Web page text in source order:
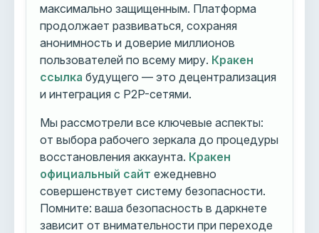
максимально защищенным. Платформа
продолжает развиваться, сохраняя
анонимность и доверие миллионов
пользователей по всему миру. Кракен
ссылка будущего — это децентрализация
и интеграция с P2P-сетями.
Мы рассмотрели все ключевые аспекты:
от выбора рабочего зеркала до процедуры
восстановления аккаунта. Кракен
официальный сайт ежедневно
совершенствует систему безопасности.
Помните: ваша безопасность в даркнете
зависит от внимательности при переходе